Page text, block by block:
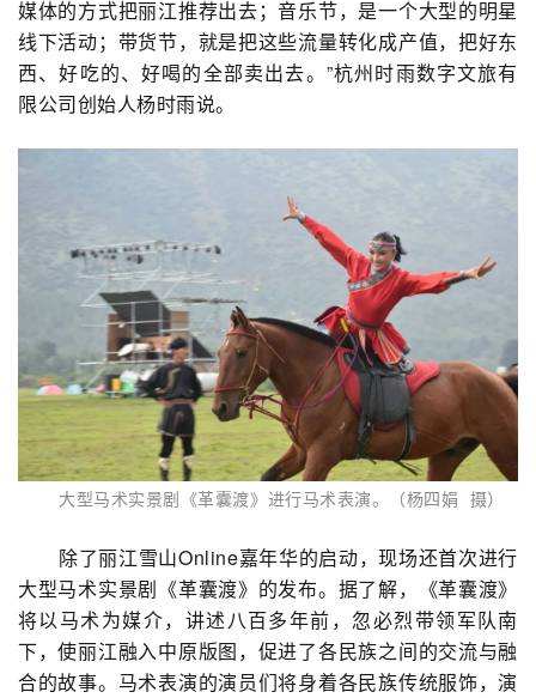
媒体的方式把丽江推荐出去；音乐节，是一个大型的明星
线下活动；带货节，就是把这些流量转化成产值，把好东
西、好吃的、好喝的全部卖出去。”杭州时雨数字文旅有
限公司创始人杨时雨说。
大型马术实景剧《革囊渡》进行马术表演。（杨四娟 摄）
除了丽江雪山Online嘉年华的启动，现场还首次进行
大型马术实景剧《革囊渡》的发布。据了解，《革囊渡》
将以马术为媒介，讲述八百多年前，忽必烈带领军队南
下，使丽江融入中原版图，促进了各民族之间的交流与融
合的故事。马术表演的演员们将身着各民族传统服饰，演